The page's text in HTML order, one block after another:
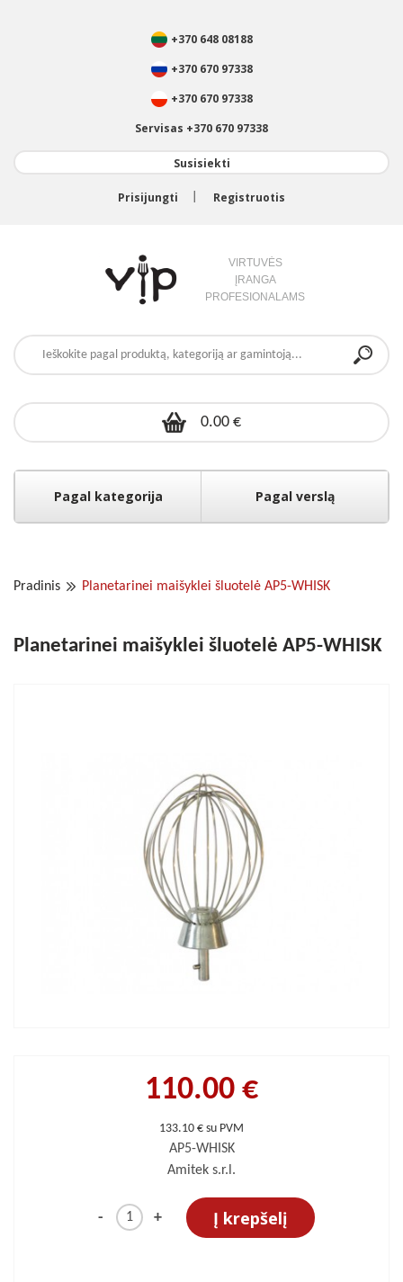
+370 648 08188
+370 670 97338
+370 670 97338
Servisas +370 670 97338
Susisiekti
Prisijungti Registruotis
VIRTUVĖS
ĮRANGA
PROFESIONALAMS
0.00 €
Pagal kategorija Pagal verslą
Pradinis Planetarinei maišyklei šluotelė AP5-WHISK
Planetarinei maišyklei šluotelė AP5-WHISK
110.00 €
133.10 € su PVM
AP5-WHISK
Amitek s.r.l.
- + Į krepšelį